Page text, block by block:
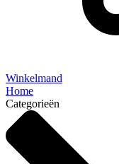
Winkelmand
Home
Categorieën